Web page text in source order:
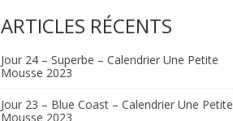
ARTICLES RÉCENTS
Jour 24 – Superbe – Calendrier Une Petite
Mousse 2023
Jour 23 – Blue Coast – Calendrier Une Petite
Mousse 2023